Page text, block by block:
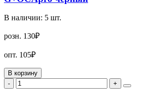
В наличии: 5 шт.
розн. 130₽
опт. 105₽
В корзину
-
+